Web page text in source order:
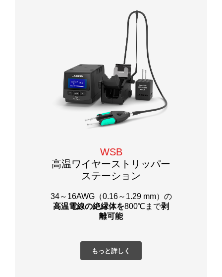
WSB
高温ワイヤーストリッパー
ステーション
34～16AWG（0.16～1.29 mm）の
高温電線の絶縁体を800℃まで剥
離可能
もっと詳しく